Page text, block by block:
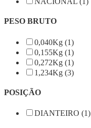
PESO BRUTO
0,040Kg (1)
0,155Kg (1)
0,272Kg (1)
1,234Kg (3)
POSIÇÃO
DIANTEIRO (1)